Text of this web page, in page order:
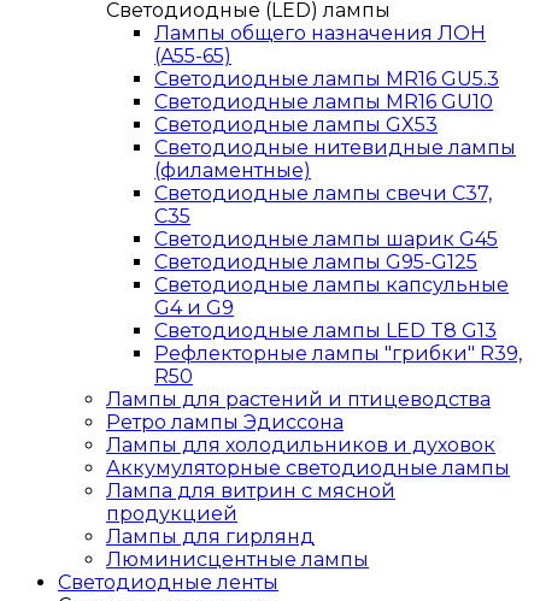
Светодиодные (LED) лампы
Лампы общего назначения ЛОН
(A55-65)
Светодиодные лампы MR16 GU5.3
Светодиодные лампы MR16 GU10
Светодиодные лампы GX53
Светодиодные нитевидные лампы
(филаментные)
Светодиодные лампы свечи C37,
C35
Светодиодные лампы шарик G45
Светодиодные лампы G95-G125
Светодиодные лампы капсульные
G4 и G9
Светодиодные лампы LED T8 G13
Рефлекторные лампы "грибки" R39,
R50
Лампы для растений и птицеводства
Ретро лампы Эдиссона
Лампы для холодильников и духовок
Аккумуляторные светодиодные лампы
Лампа для витрин с мясной
продукцией
Лампы для гирлянд
Люминисцентные лампы
Светодиодные ленты